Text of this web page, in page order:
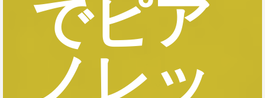
でピア
ノレッ